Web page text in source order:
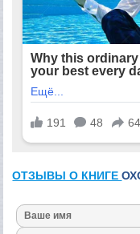
ОТЗЫВЫ О КНИГЕ